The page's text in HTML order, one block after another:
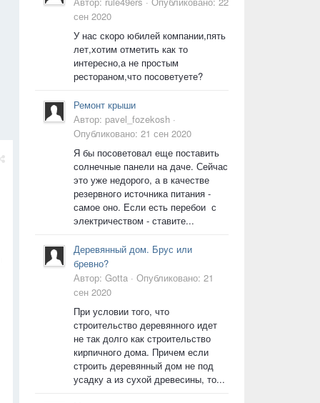
сен 2020
У нас скоро юбилей компании,пять
лет,хотим отметить как то
интересно,а не простым
рестораном,что посоветуете?
Ремонт крыши
Автор: pavel_fozekosh ·
Опубликовано: 21 сен 2020
Я бы посоветовал еще поставить
солнечные панели на даче. Сейчас
это уже недорого, а в качестве
резервного источника питания -
самое оно. Если есть перебои с
электричеством - ставите...
Деревянный дом. Брус или
бревно?
Автор: Gotta · Опубликовано: 21
сен 2020
При условии того, что
строительство деревянного идет
не так долго как строительство
кирпичного дома. Причем если
строить деревянный дом не под
усадку а из сухой древесины, то...